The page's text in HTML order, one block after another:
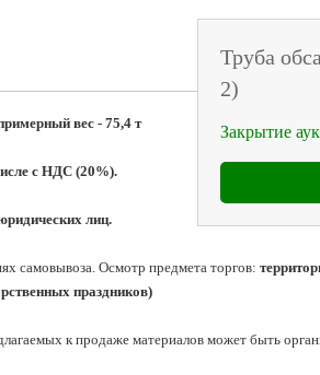
Труба
2)
Закрытие
вес - 75,4 т
с НДС (20%).
лиц.
самовывоза. Осмотр предмета торгов:
праздников)
к продаже материалов может быть